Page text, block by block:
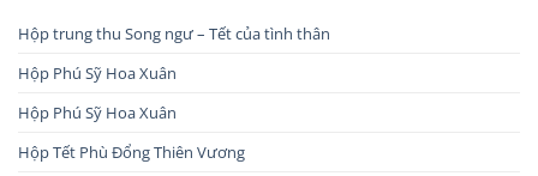
Hộp trung thu Song ngư – Tết của tình thân
Hộp Phú Sỹ Hoa Xuân
Hộp Phú Sỹ Hoa Xuân
Hộp Tết Phù Đổng Thiên Vương